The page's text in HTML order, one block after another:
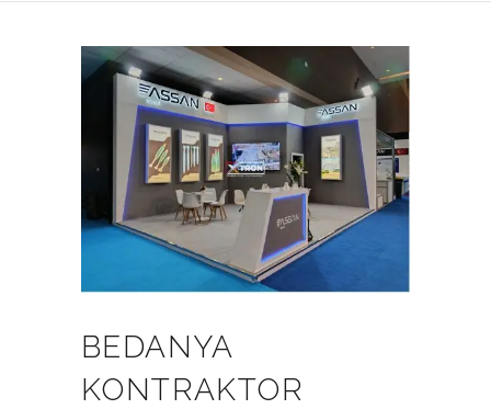
BEDANYA
KONTRAKTOR